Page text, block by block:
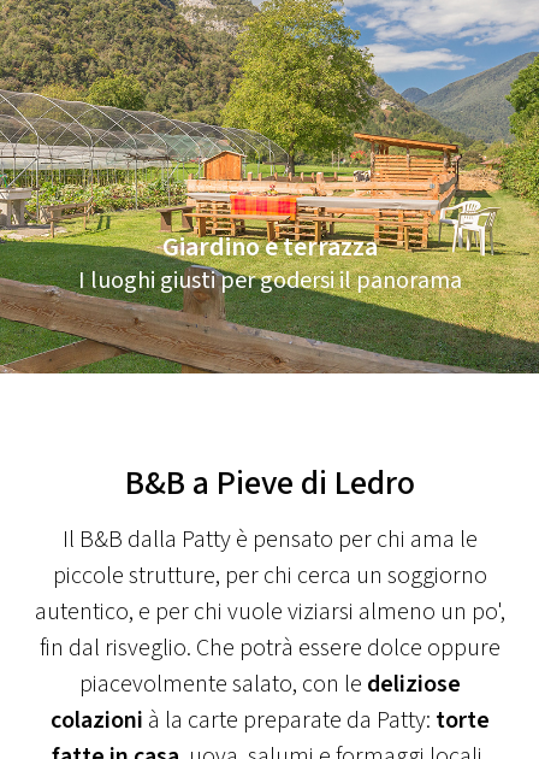
Giardino e terrazza
I luoghi giusti per godersi il panorama
B&B a Pieve di Ledro
Il B&B dalla Patty è pensato per chi ama le
piccole strutture, per chi cerca un soggiorno
autentico, e per chi vuole viziarsi almeno un po',
fin dal risveglio. Che potrà essere dolce oppure
piacevolmente salato, con le deliziose
colazioni à la carte preparate da Patty: torte